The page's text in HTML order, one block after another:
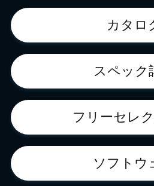
カタロ
スペック
フリーセレ
ソフトウ